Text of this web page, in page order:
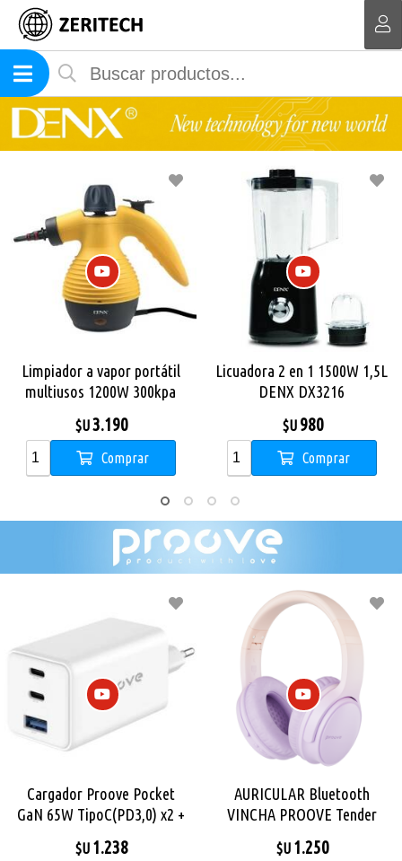
Licuadora 2 en 1 1500W 1,5L
DENX DX3216
Cuajador
huevos eléctrico
Pocket
x2 +
AURICULAR Bluetooth
VINCHA PROOVE Tender
Cargador
Power 2